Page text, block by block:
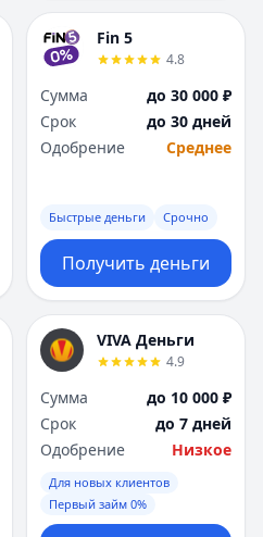
Тула
Тюмень
Ульяновск
Х
Чебоксары
Челябинск
Чита
Я
Ярославль
Вся Россия
Тула
Тюмень
Ульяновск
Х
Чебоксары
Челябинск
Чита
Я
Ярославль
Вся Россия
Fin 5
4.8
Сумма
до 30 000 ₽
Срок
до 30 дней
Одобрение
Среднее
Быстрые деньги Срочно
Получить деньги
VIVA Деньги
4.9
Сумма
до 10 000 ₽
Срок
до 7 дней
Одобрение
Низкое
Для новых клиентов
Первый займ 0%